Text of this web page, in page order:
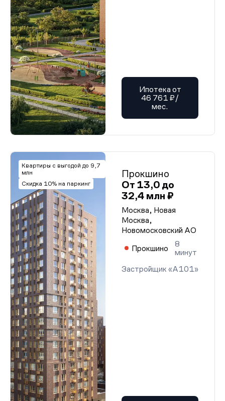
Ипотека от
46 761 ₽/
мес.
Квартиры с выгодой до 9,7
млн
Скидка 10% на паркинг
Прокшино
От 13,0 до
32,4 млн ₽
Москва, Новая
Москва,
Новомосковский АО
Прокшино
8
минут
Застройщик «А101»